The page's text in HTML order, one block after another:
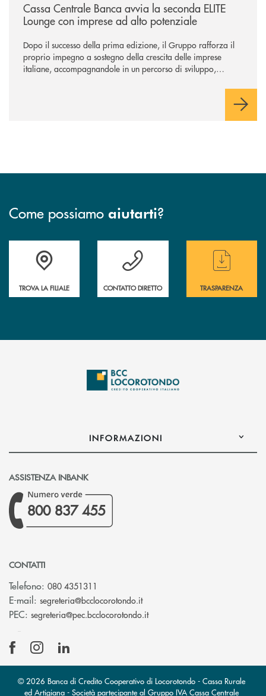
Cassa Centrale Banca avvia la seconda ELITE
Lounge con imprese ad alto potenziale
Dopo il successo della prima edizione, il Gruppo rafforza il
proprio impegno a sostegno della crescita delle imprese
italiane, accompagnandole in un percorso di sviluppo,
Come possiamo aiutarti?
Accedi all' elenco completo delle filiali
TROVA LA FILIALE
Hai bisogno di assistenza immediata ?
CONTATTO DIRETTO
Hai bisogno di
TRASPARENZA
INFORMAZIONI
ASSISTENZA INBANK
800 837 455
CONTATTI
Telefono: 080 4351311
E-mail: segreteria@bcclocorotondo.it(si apre l’app di posta
PEC: segreteria@pec.bcclocorotondo.it(si apre l’app di posta
© 2026 Banca di Credito Cooperativo di Locorotondo - Cassa Rurale
ed Artigiana - Società partecipante al Gruppo IVA Cassa Centrale